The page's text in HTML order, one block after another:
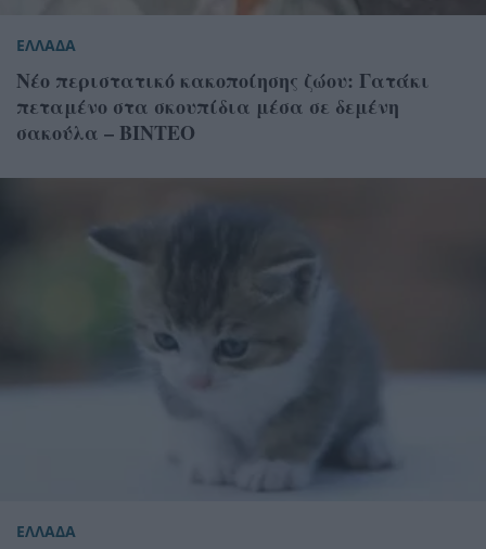
ΕΛΛΑΔΑ
Νέο περιστατικό κακοποίησης ζώου: Γατάκι
πεταμένο στα σκουπίδια μέσα σε δεμένη
σακούλα – ΒΙΝΤΕΟ
ΕΛΛΑΔΑ